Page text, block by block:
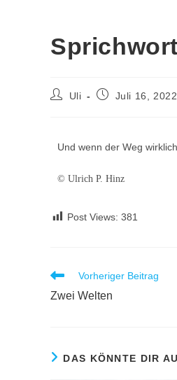
Sprichwort
Uli Juli 16, 2022
Und wenn der Weg
© Ulrich P. Hinz
Post Views: 381
Vorheriger Beitrag
Zwei Welten
DAS KÖNNTE DIR